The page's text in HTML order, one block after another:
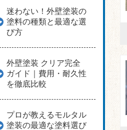
迷わない！外壁塗装の
塗料の種類と最適な選
び方
外壁塗装 クリア完全
ガイド｜費用・耐久性
を徹底比較
プロが教えるモルタル
塗装の最適な塗料選び